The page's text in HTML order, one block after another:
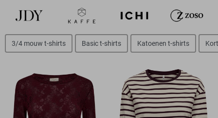
3/4 mouw t-shirts Basic t-shirts Katoenen t-shirts